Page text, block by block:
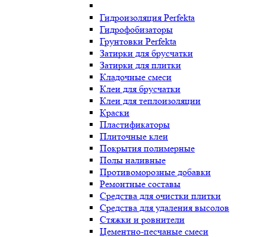
Гидроизоляция Perfekta
Гидрофобизаторы
Грунтовки Perfekta
Затирки для брусчатки
Затирки для плитки
Кладочные смеси
Клеи для брусчатки
Клеи для теплоизоляции
Краски
Пластификаторы
Плиточные клеи
Покрытия полимерные
Полы наливные
Противоморозные добавки
Ремонтные составы
Средства для очистки плитки
Средства для удаления высолов
Стяжки и ровнители
Цементно-песчаные смеси